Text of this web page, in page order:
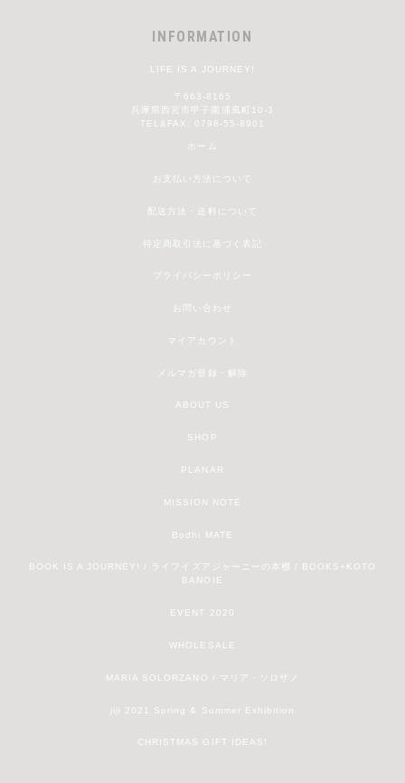
INFORMATION
LIFE IS A JOURNEY!
〒663-8165
兵庫県西宮市甲子園浦風町10-3
TEL&FAX: 0798-55-8901
ホーム
お支払い方法について
配送方法・送料について
特定商取引法に基づく表記
プライバシーポリシー
お問い合わせ
マイアカウント
メルマガ登録・解除
ABOUT US
SHOP
PLANAR
MISSION NOTE
Bodhi MATE
BOOK IS A JOURNEY! / ライフイズアジャーニーの本棚 / BOOKS+KOTO
BANOIE
EVENT 2020
WHOLESALE
MARIA SOLORZANO / マリア・ソロザノ
jiji 2021 Spring & Summer Exhibition
CHRISTMAS GIFT IDEAS!